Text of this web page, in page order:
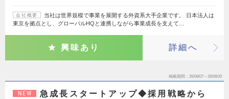
会社概要
当社は世界規模で事業を展開する外資系大手企業です。 日本法人は
東京を拠点とし、グローバルHQと連携しながら事業成長を支えて…
興味あり 詳細へ
掲載期間 26/08/07～26/08/20
NEW
急成長スタートアップ◆採用戦略から